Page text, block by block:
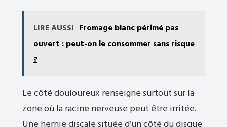
LIRE AUSSI Fromage blanc périmé pas
ouvert : peut-on le consommer sans risque
?
Le côté douloureux renseigne surtout sur la
zone où la racine nerveuse peut être irritée.